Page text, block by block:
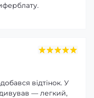
відтінок. У
— легкий,